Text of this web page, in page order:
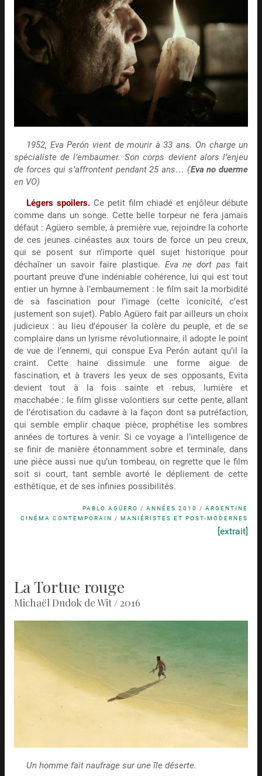
1952, Eva Perón vient de mourir à 33 ans. On charge un
spécialiste de l’embaumer. Son corps devient alors l’enjeu
de forces qui s’affrontent pendant 25 ans… (Eva no duerme
en VO)
Légers spoilers. Ce petit film chiadé et enjôleur débute
comme dans un songe. Cette belle torpeur ne fera jamais
défaut : Agüero semble, à première vue, rejoindre la cohorte
de ces jeunes cinéastes aux tours de force un peu creux,
qui se posent sur n’importe quel sujet historique pour
déchaîner un savoir faire plastique. Eva ne dort pas fait
pourtant preuve d’une indéniable cohérence, lui qui est tout
entier un hymne à l’embaumement : le film sait la morbidité
de sa fascination pour l’image (cette iconicité, c’est
justement son sujet). Pablo Agüero fait par ailleurs un choix
judicieux : au lieu d’épouser la colère du peuple, et de se
complaire dans un lyrisme révolutionnaire, il adopte le point
de vue de l’ennemi, qui conspue Eva Perón autant qu’il la
craint. Cette haine dissimule une forme aigue de
fascination, et à travers les yeux de ses opposants, Evita
devient tout à la fois sainte et rebus, lumière et
macchabée : le film glisse volontiers sur cette pente, allant
de l’érotisation du cadavre à la façon dont sa putréfaction,
qui semble emplir chaque pièce, prophétise les sombres
années de tortures à venir. Si ce voyage a l’intelligence de
se finir de manière étonnamment sobre et terminale, dans
une pièce aussi nue qu’un tombeau, on regrette que le film
soit si court, tant semble avorté le dépliement de cette
esthétique, et de ses infinies possibilités.
PABLO AGÜERO /ANNÉES 2010 /ARGENTINE
CINÉMA CONTEMPORAIN /MANIÉRISTES ET POST-MODERNES
[extrait]
La Tortue rouge
Michaël Dudok de Wit / 2016
Un homme fait naufrage sur une île déserte.